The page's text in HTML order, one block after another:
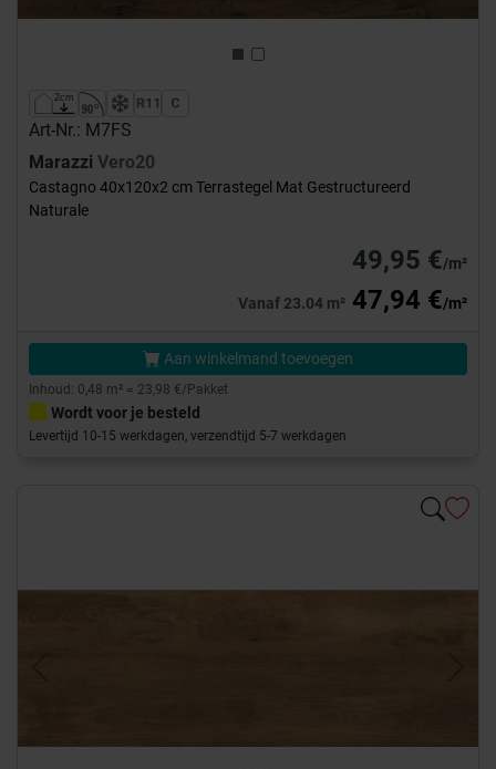
Art-Nr.: M7FS
Marazzi Vero20
Castagno 40x120x2 cm Terrastegel Mat Gestructureerd
Naturale
49,95 €/m²
Vanaf 23.04 m² 47,94 €/m²
Aan winkelmand toevoegen
Inhoud: 0,48 m² = 23,98 €/Pakket
Wordt voor je besteld
Levertijd 10-15 werkdagen, verzendtijd 5-7 werkdagen